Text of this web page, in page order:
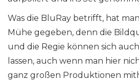
Was die BluRay betrifft, hat
Mühe gegeben, denn die
und die Regie können sich
lassen, auch wenn man hier
ganz großen Produktionen